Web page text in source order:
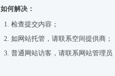
如何解决：
检查提交内容；
如网站托管，请联系空间提供商；
普通网站访客，请联系网站管理员